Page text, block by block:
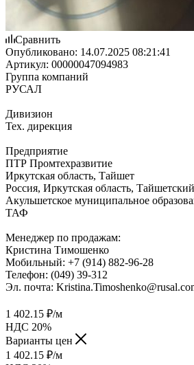
Сравнить
Опубликовано: 14.07.2025 08:21:41
Артикул: 00000047094983
Группа компаний
РУСАЛ
Дивизион
Тех. дирекция
Предприятие
ПТР Промтехразвитие
Иркутская область, Тайшет
Россия, Иркутская область,
Акульшетское муниципальное
ТАФ
Менеджер по продажам:
Кристина Тимошенко
Мобильный: +7 (914) 882-96-28
Телефон: (049) 39-312
Эл. почта:
1 402.15 ₽/м
НДС 20%
Варианты цен
1 402.15 ₽/м